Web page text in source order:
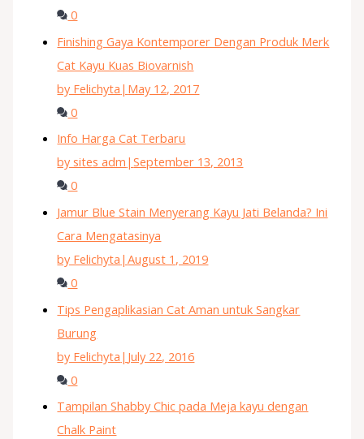
0
Finishing Gaya Kontemporer Dengan Produk Merk
Cat Kayu Kuas Biovarnish
by Felichyta | May 12, 2017
0
Info Harga Cat Terbaru
by sites adm |September 13, 2013
0
Jamur Blue Stain Menyerang Kayu Jati Belanda? Ini
Cara Mengatasinya
by Felichyta |August 1, 2019
0
Tips Pengaplikasian Cat Aman untuk Sangkar
Burung
by Felichyta | July 22, 2016
0
Tampilan Shabby Chic pada Meja kayu dengan
Chalk Paint